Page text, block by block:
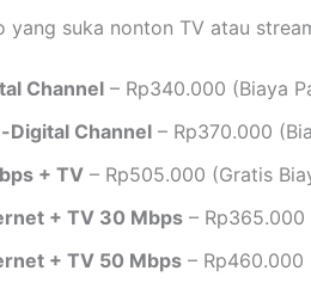
yang suka nonton TV atau
Channel – Rp340.000 (Biaya
Digital Channel – Rp370.000
+ TV – Rp505.000 (Gratis
+ TV 30 Mbps – Rp365.000
+ TV 50 Mbps – Rp460.000